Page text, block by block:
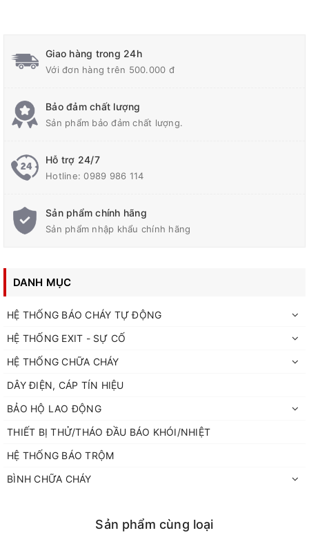
Giao hàng trong 24h
Với đơn hàng trên 500.000 đ
Bảo đảm chất lượng
Sản phẩm bảo đảm chất lượng.
Hỗ trợ 24/7
Hotline:0989 986 114
Sản phẩm chính hãng
Sản phẩm nhập khẩu chính hãng
DANH MỤC
HỆ THỐNG BÁO CHÁY TỰ ĐỘNG
HỆ THỐNG EXIT - SỰ CỐ
HỆ THỐNG CHỮA CHÁY
DÂY ĐIỆN, CÁP TÍN HIỆU
BẢO HỘ LAO ĐỘNG
THIẾT BỊ THỬ/THÁO ĐẦU BÁO KHÓI/NHIỆT
HỆ THỐNG BÁO TRỘM
BÌNH CHỮA CHÁY
Sản phẩm cùng loại